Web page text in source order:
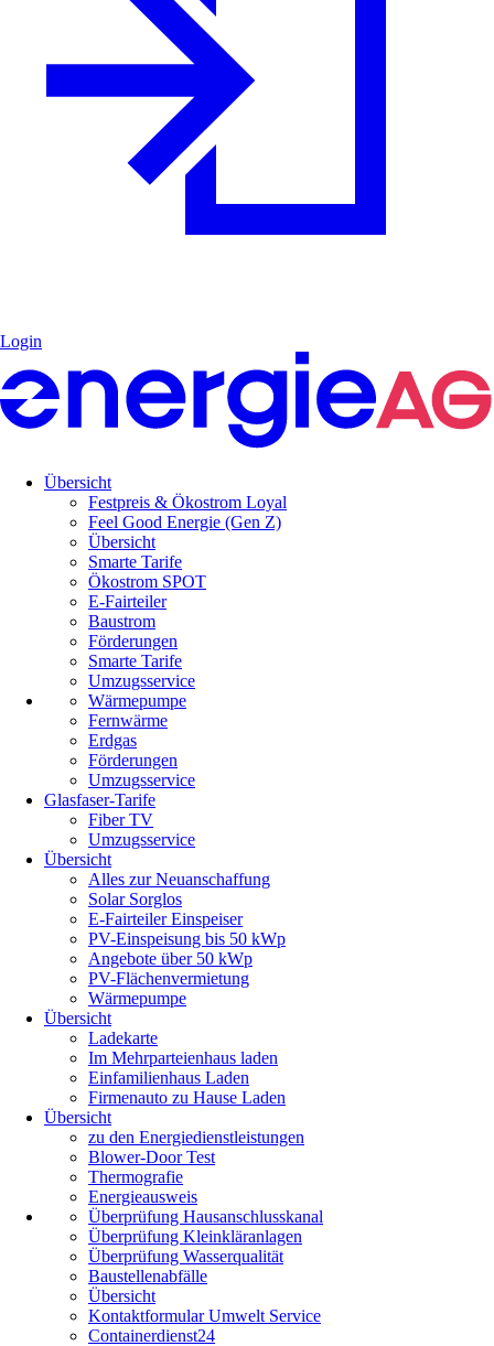
Login
Übersicht
Festpreis & Ökostrom Loyal
Feel Good Energie (Gen Z)
Übersicht
Smarte Tarife
Ökostrom SPOT
E-Fairteiler
Baustrom
Förderungen
Smarte Tarife
Umzugsservice
Wärmepumpe
Fernwärme
Erdgas
Förderungen
Umzugsservice
Glasfaser-Tarife
Fiber TV
Umzugsservice
Übersicht
Alles zur Neuanschaffung
Solar Sorglos
E-Fairteiler Einspeiser
PV-Einspeisung bis 50 kWp
Angebote über 50 kWp
PV-Flächenvermietung
Wärmepumpe
Übersicht
Ladekarte
Im Mehrparteienhaus laden
Einfamilienhaus Laden
Firmenauto zu Hause Laden
Übersicht
zu den Energiedienstleistungen
Blower-Door Test
Thermografie
Energieausweis
Überprüfung Hausanschlusskanal
Überprüfung Kleinkläranlagen
Überprüfung Wasserqualität
Baustellenabfälle
Übersicht
Kontaktformular Umwelt Service
Containerdienst24